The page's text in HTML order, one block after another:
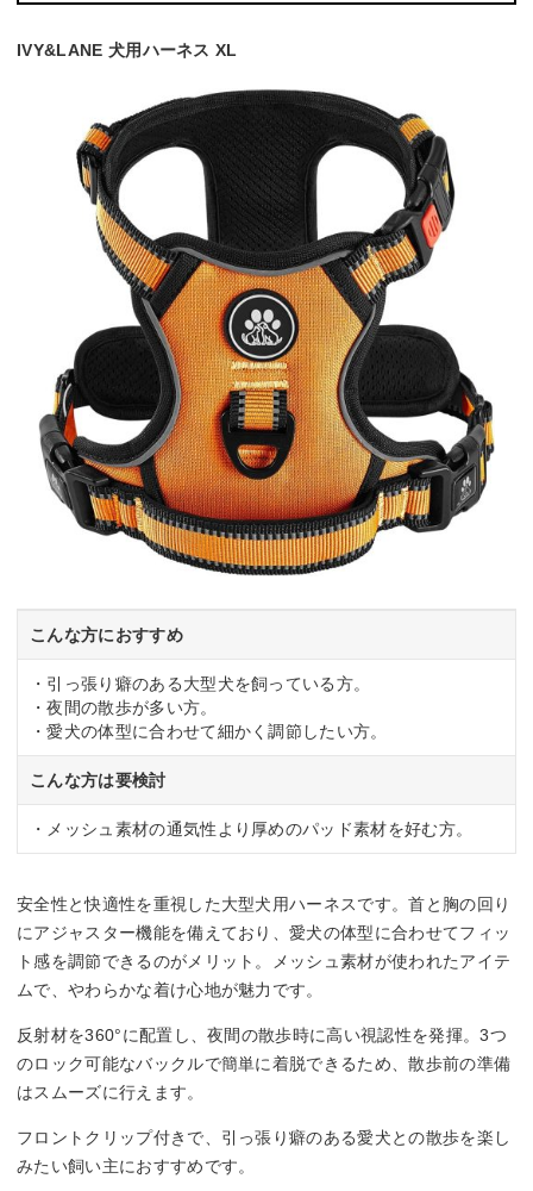
IVY&LANE 犬用ハーネス XL
こんな方におすすめ
・引っ張り癖のある大型犬を飼っている方。
・夜間の散歩が多い方。
・愛犬の体型に合わせて細かく調節したい方。
こんな方は要検討
・メッシュ素材の通気性より厚めのパッド素材を好む方。
安全性と快適性を重視した大型犬用ハーネスです。首と胸の回り
にアジャスター機能を備えており、愛犬の体型に合わせてフィッ
ト感を調節できるのがメリット。メッシュ素材が使われたアイテ
ムで、やわらかな着け心地が魅力です。
反射材を360°に配置し、夜間の散歩時に高い視認性を発揮。3つ
のロック可能なバックルで簡単に着脱できるため、散歩前の準備
はスムーズに行えます。
フロントクリップ付きで、引っ張り癖のある愛犬との散歩を楽し
みたい飼い主におすすめです。